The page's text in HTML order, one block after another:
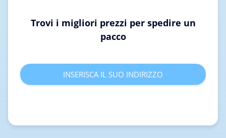
Trovi i migliori prezzi per spedire un
pacco
INSERISCA IL SUO INDIRIZZO